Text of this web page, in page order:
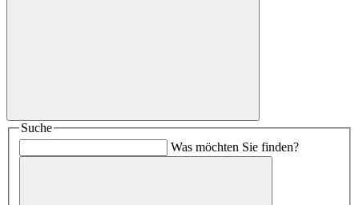
Suche
Was möchten Sie finden?